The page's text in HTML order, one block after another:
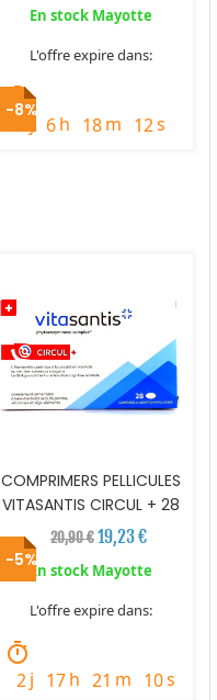
En stock Mayotte
L'offre expire dans:
timer
6h 18m 10s
-8%
COMPRIMERS PELLICULES
VITASANTIS CIRCUL + 28
20,90 €19,23 €
En stock Mayotte
L'offre expire dans:
timer
2j 17h 21 m 8 s
-5%